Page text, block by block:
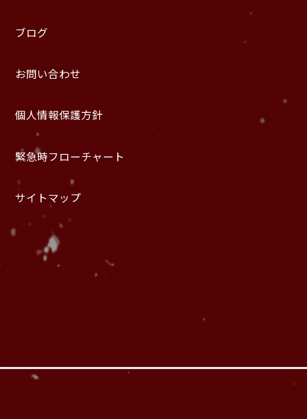
ブログ
お問い合わせ
個人情報保護方針
緊急時フローチャート
サイトマップ